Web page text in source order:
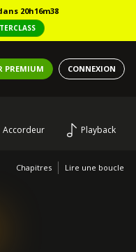
20h16m38
PREMIUM CONNEXION
Accordeur Playback
Chapitres Lire une boucle